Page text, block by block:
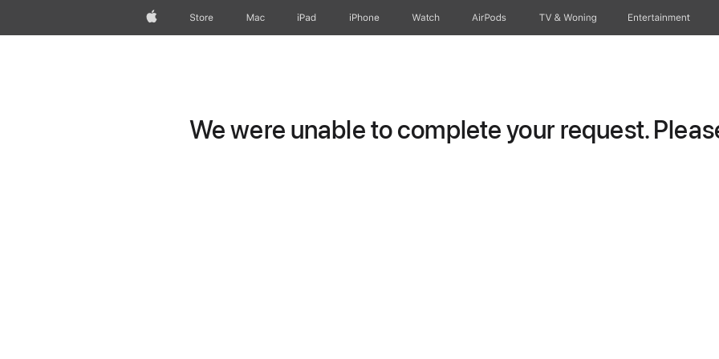
AppleStore Mac iPad iPhone Watch AirPods TV & Woning Entertainment
We were unable to complete your request.